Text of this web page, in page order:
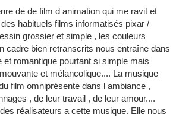
de de film d animation qui me ravit et
habituels films informatisés pixar /
grossier et simple , les couleurs
cadre bien retranscrits nous entraîne dans
et romantique pourtant si simple mais
et mélancolique.... La musique
film omniprésente dans l ambiance ,
, de leur travail , de leur amour....
réalisateurs a cette musique. Elle nous